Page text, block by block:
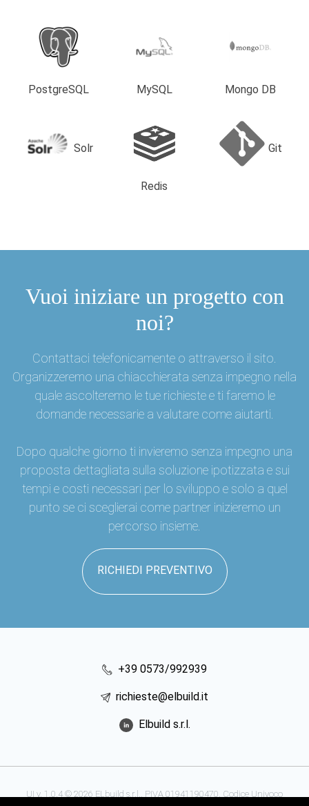
PostgreSQL MySQL Mongo DB
Solr
Redis
Git
Vuoi iniziare un progetto con
noi?
Contattaci telefonicamente o attraverso il sito.
Organizzeremo una chiacchierata senza impegno nella
quale ascolteremo le tue richieste e ti faremo le
domande necessarie a valutare come aiutarti.
Dopo qualche giorno ti invieremo senza impegno una
proposta dettagliata sulla soluzione ipotizzata e sui
tempi e costi necessari per lo sviluppo e solo a quel
punto se ci sceglierai come partner inizieremo un
percorso insieme.
RICHIEDI PREVENTIVO
+39 0573/992939
richieste@elbuild.it
Elbuild s.r.l.
UI v. 1.0.4 © 2026 ELbuild s.r.l.. PIVA 01941190470. Codice Univoco